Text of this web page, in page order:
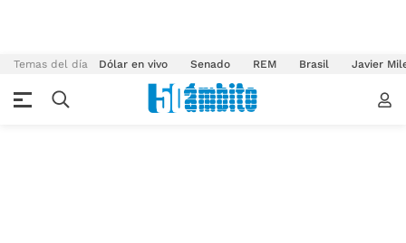
Temas del día Dólar en vivo Senado REM Brasil Javier